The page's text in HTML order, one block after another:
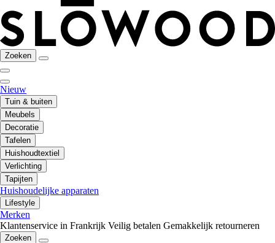
Zoeken
Nieuw
Tuin & buiten
Meubels
Decoratie
Tafelen
Huishoudtextiel
Verlichting
Tapijten
Huishoudelijke apparaten
Lifestyle
Merken
Klantenservice in Frankrijk Veilig betalen Gemakkelijk retourneren
Zoeken